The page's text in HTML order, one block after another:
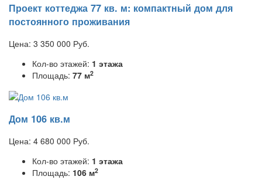
Проект коттеджа 77 кв. м: компактный дом для
постоянного проживания
Цена: 3 350 000 Руб.
Кол-во этажей: 1 этажа
Площадь: 77 м2
Дом 106 кв.м
Цена: 4 680 000 Руб.
Кол-во этажей: 1 этажа
Площадь: 106 м2